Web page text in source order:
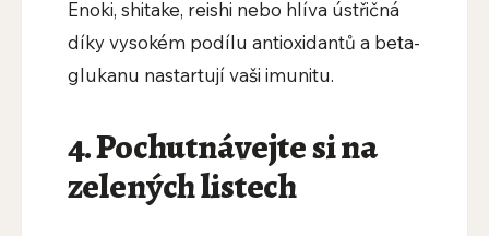
Enoki, shitake, reishi nebo hlíva ústřičná
díky vysokém podílu antioxidantů a beta-
glukanu nastartují vaši imunitu.
4. Pochutnávejte si na
zelených listech